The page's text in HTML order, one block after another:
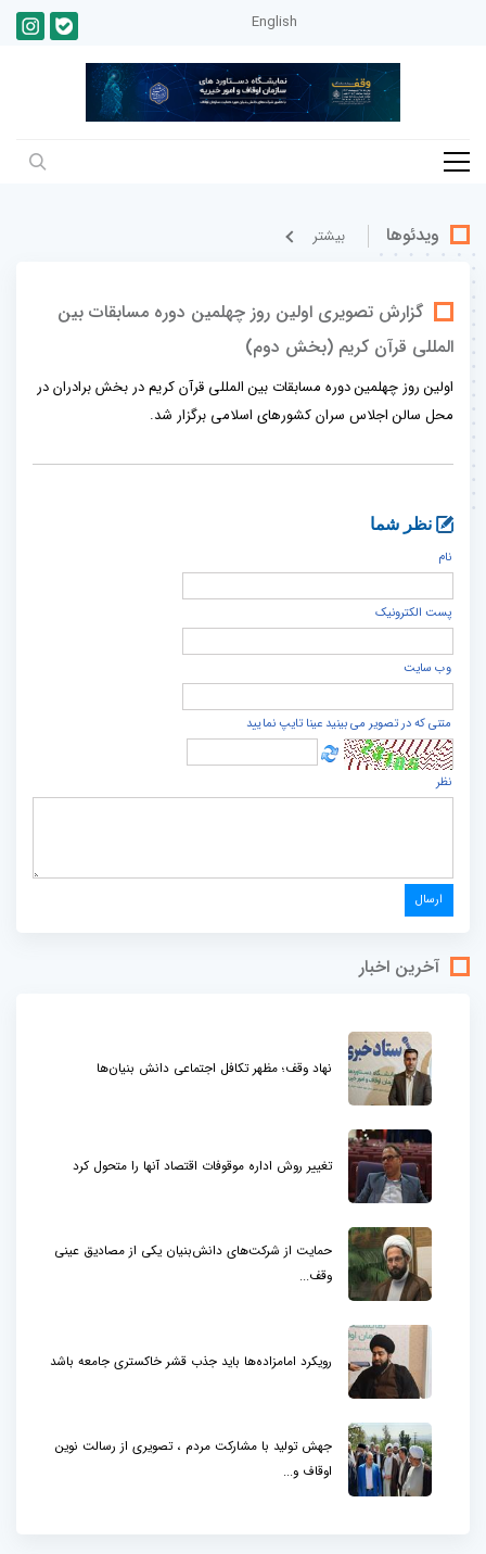
English
ویدئوها بيشتر
گزارش تصویری اولین روز چهلمین دوره مسابقات بین
المللی قرآن کریم (بخش دوم)
اولین روز چهلمین دوره مسابقات بین المللی قرآن کریم در بخش برادران در
محل سالن اجلاس سران کشورهای اسلامی برگزار شد.
نظر شما
نام
پست الكترونيک
وب سایت
متنی که در تصویر می بینید عینا تایپ نمایید
نظر
آخرین اخبار
نهاد وقف؛ مظهر تکافل اجتماعی دانش بنیان‌ها
تغییر روش اداره موقوفات اقتصاد آنها را متحول کرد
حمایت از شرکت‌های دانش‌بنیان یکی از مصادیق عینی
وقف...
رویکرد امامزاده‌ها باید جذب قشر خاکستری جامعه باشد
جهش تولید با مشارکت مردم ، تصویری از رسالت نوین
اوقاف و...